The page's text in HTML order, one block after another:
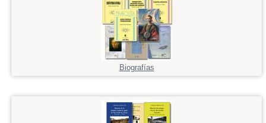
Biografías